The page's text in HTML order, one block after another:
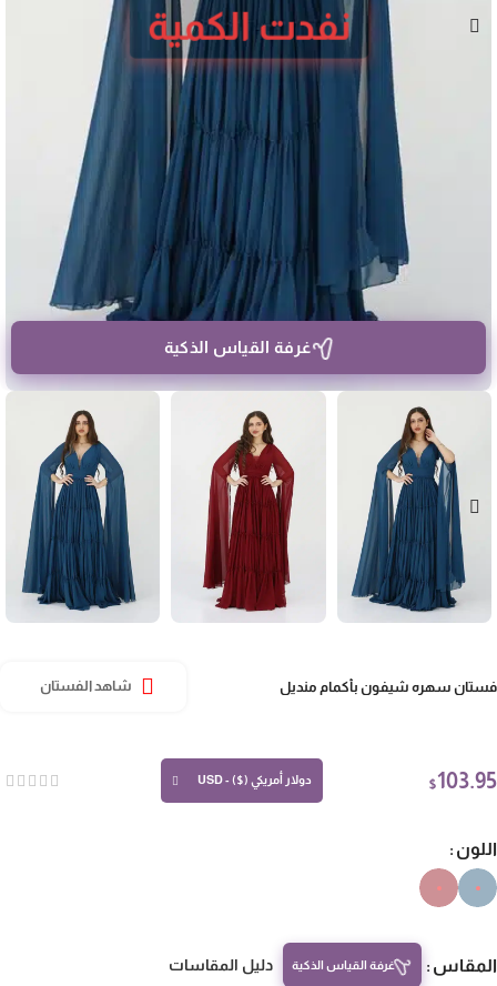
نفدت الكمية
غرفة القياس الذكية
سهره شيفون بأكمام منديل شاهد الفستان
$ دولار أمريكي ($) - USD
غرفة القياس الذكية دليل المقاسات